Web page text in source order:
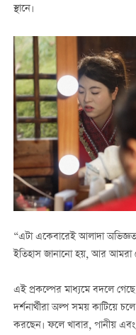
স্থানে।
“এটা একেবারেই আলাদা
ইতিহাস জানানো হয়, আর আমরা
এই প্রকল্পের মাধ্যমে বদলে
দর্শনার্থীরা অল্প সময় কাটিয়ে
করছেন। ফলে খাবার, পানীয় এবং